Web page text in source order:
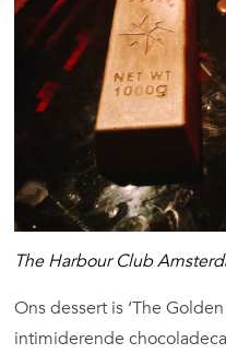
The Harbour Club
Ons dessert is ‘The
intimiderende